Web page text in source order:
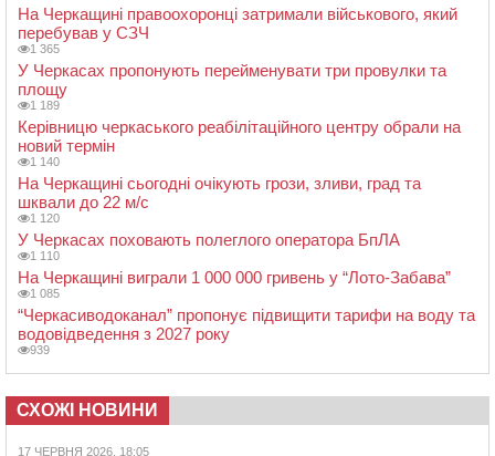
На Черкащині правоохоронці затримали військового, який
перебував у СЗЧ
1 365
У Черкасах пропонують перейменувати три провулки та
площу
1 189
Керівницю черкаського реабілітаційного центру обрали на
новий термін
1 140
На Черкащині сьогодні очікують грози, зливи, град та
шквали до 22 м/с
1 120
У Черкасах поховають полеглого оператора БпЛА
1 110
На Черкащині виграли 1 000 000 гривень у “Лото-Забава”
1 085
“Черкасиводоканал” пропонує підвищити тарифи на воду та
водовідведення з 2027 року
939
СХОЖІ НОВИНИ
17 ЧЕРВНЯ 2026, 18:05